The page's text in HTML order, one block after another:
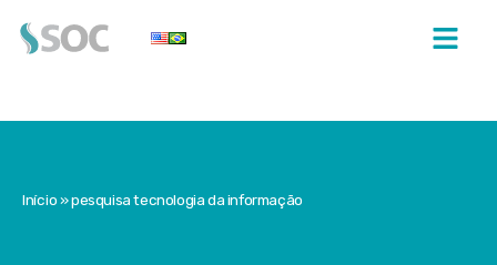
Início»pesquisa tecnologia da informação